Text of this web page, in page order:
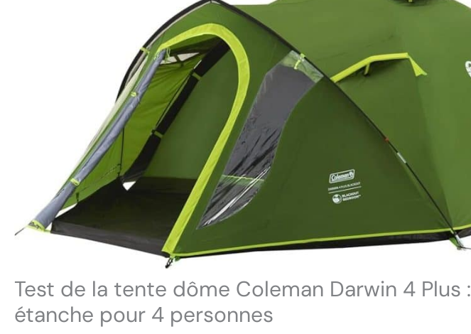
Test de la tente dôme Coleman Darwin 4
étanche pour 4 personnes